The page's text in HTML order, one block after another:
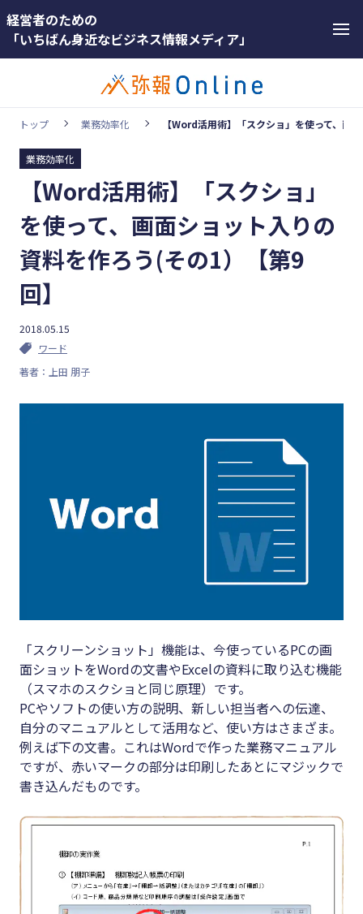
経営者のための
「いちばん身近なビジネス情報メディア」
カテゴリー
顧客獲得・売上アップ
人材（採用・育成・定着）
事業成長・経営力アップ
経営ノウハウ＆トレンド
弥生の製品・サービス
業務効率化
#採用
#人材育成
#店舗経営
#クラブオフ
無料で会計ソフトを試す
ホットワー
#インボ
イス
#インボ
#電子帳
簿保存法
#クラブ
オフ
トップ 業務効率化 【Word活用術】「スクショ」を使って、画
業務効率化
【Word活用術】「スクショ」
を使って、画面ショット入りの
資料を作ろう(その1）【第9
回】
2018.05.15
ワード
著者：上田 朋子
「スクリーンショット」機能は、今使っているPCの画
面ショットをWordの文書やExcelの資料に取り込む機能
（スマホのスクショと同じ原理）です。
PCやソフトの使い方の説明、新しい担当者への伝達、
自分のマニュアルとして活用など、使い方はさまざま。
例えば下の文書。これはWordで作った業務マニュアル
ですが、赤いマークの部分は印刷したあとにマジックで
書き込んだものです。